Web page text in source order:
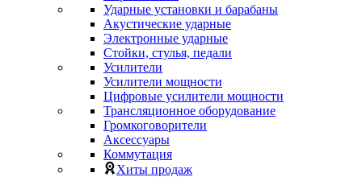
Ударные установки и барабаны
Акустические ударные
Электронные ударные
Стойки, стулья, педали
Усилители
Усилители мощности
Цифровые усилители мощности
Трансляционное оборудование
Громкоговорители
Аксессуары
Коммутация
Хиты продаж